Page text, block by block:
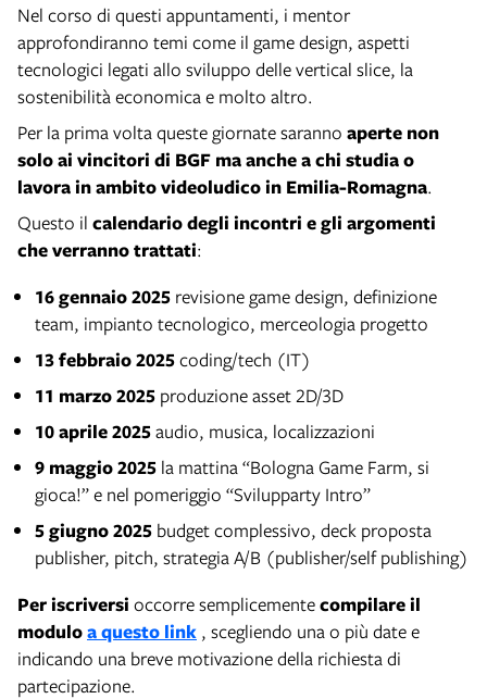
Nel corso di questi appuntamenti, i mentor
approfondiranno temi come il game design, aspetti
tecnologici legati allo sviluppo delle vertical slice, la
sostenibilità economica e molto altro.
Per la prima volta queste giornate saranno aperte non
solo ai vincitori di BGF ma anche a chi studia o
lavora in ambito videoludico in Emilia-Romagna.
Questo il calendario degli incontri e gli argomenti
che verranno trattati:
16 gennaio 2025 revisione game design, definizione
team, impianto tecnologico, merceologia progetto
13 febbraio 2025coding/tech (IT)
11 marzo 2025 produzione asset 2D/3D
10 aprile 2025audio, musica, localizzazioni
9 maggio 2025 la mattina “Bologna Game Farm, si
gioca!” e nel pomeriggio “Svilupparty Intro”
5 giugno 2025 budget complessivo, deck proposta
publisher, pitch, strategia A/B (publisher/self publishing)
Per iscriversi occorre semplicementecompilare il
moduloa questo link , scegliendo una o più date e
indicando una breve motivazione della richiesta di
partecipazione.